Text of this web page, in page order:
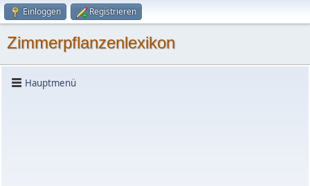
Einloggen Registrieren
Zimmerpflanzenlexikon
Hauptmenü